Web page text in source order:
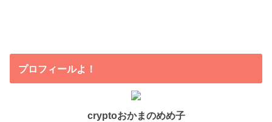
プロフィールよ！
cryptoおかまのめめ子